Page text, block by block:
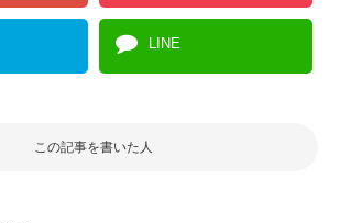
LINE
この記事を書いた人